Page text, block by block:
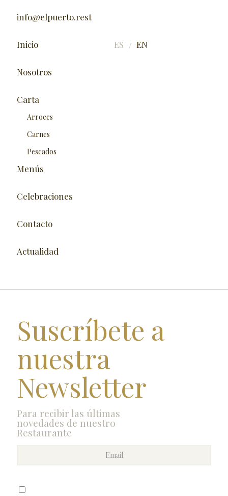
info@elpuerto.rest
Inicio
Nosotros
Carta
Arroces
Carnes
Pescados
Menús
Celebraciones
Contacto
Actualidad
ES / EN
Suscríbete a
nuestra
Newsletter
Para recibir las últimas
novedades de nuestro
Restaurante